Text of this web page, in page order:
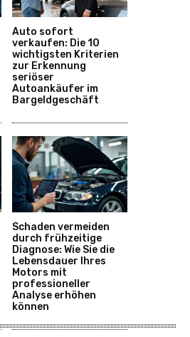
Auto sofort
verkaufen: Die 10
wichtigsten Kriterien
zur Erkennung
seriöser
Autoankäufer im
Bargeldgeschäft
Schaden vermeiden
durch frühzeitige
Diagnose: Wie Sie die
Lebensdauer Ihres
Motors mit
professioneller
Analyse erhöhen
können